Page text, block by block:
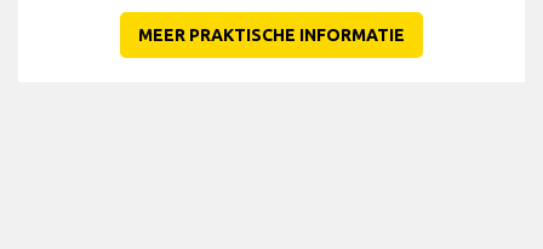
MEER PRAKTISCHE INFORMATIE